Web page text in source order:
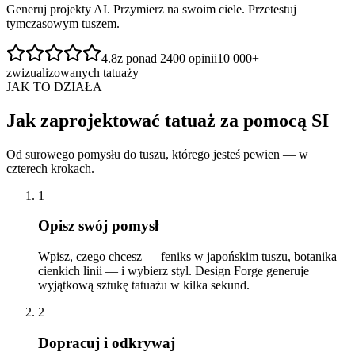
Generuj projekty AI. Przymierz na swoim ciele. Przetestuj
tymczasowym tuszem.
4.8z ponad 2400 opinii10 000+
zwizualizowanych tatuaży
JAK TO DZIAŁA
Jak zaprojektować tatuaż za pomocą SI
Od surowego pomysłu do tuszu, którego jesteś pewien — w
czterech krokach.
1
Opisz swój pomysł
Wpisz, czego chcesz — feniks w japońskim tuszu, botanika
cienkich linii — i wybierz styl. Design Forge generuje
wyjątkową sztukę tatuażu w kilka sekund.
2
Dopracuj i odkrywaj